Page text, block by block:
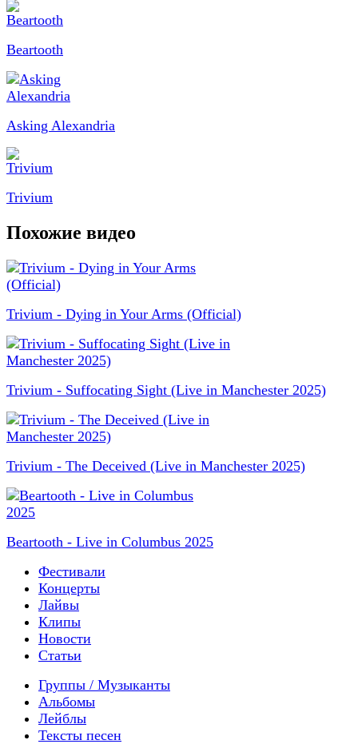
Beartooth
Asking Alexandria
Trivium
Похожие видео
Trivium - Dying in Your Arms (Official)
Trivium - Suffocating Sight (Live in Manchester 2025)
Trivium - The Deceived (Live in Manchester 2025)
Beartooth - Live in Columbus 2025
Фестивали
Концерты
Лайвы
Клипы
Новости
Статьи
Группы / Музыканты
Альбомы
Лейблы
Тексты песен